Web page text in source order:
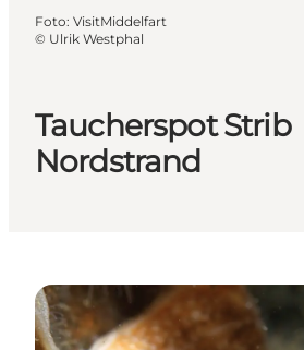
Taucherspot Strib
Nordstrand
Foto: VisitMiddelfart
© Ulrik Westphal